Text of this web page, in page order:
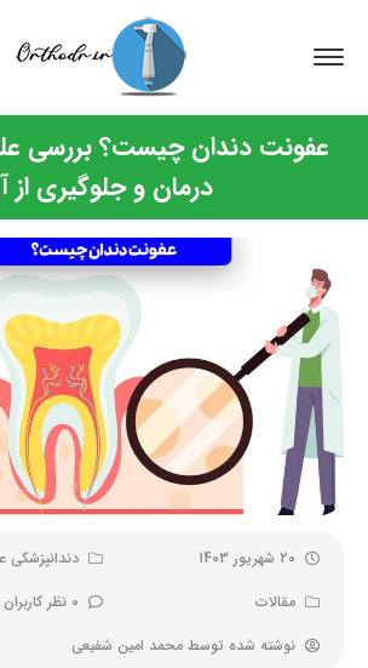
عفونت دندان چیست؟ بررسی
درمان و جلوگیری از
20 شهریور 1403
دندانپزشکی
مقالات
0 نظر کاربران
نوشته شده توسط محمد امین شفیعی